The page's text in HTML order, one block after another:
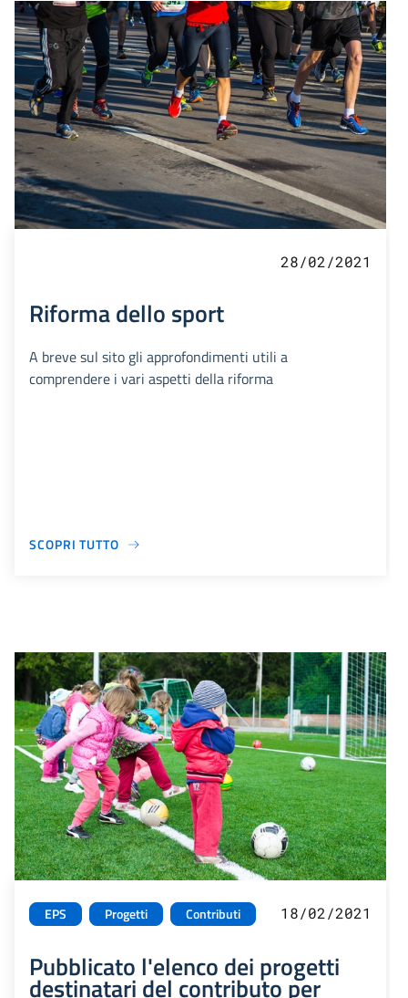
28/02/2021
Riforma dello sport
A breve sul sito gli approfondimenti utili a
comprendere i vari aspetti della riforma
SCOPRI TUTTO
EPS Progetti Contributi 18/02/2021
Pubblicato l'elenco dei progetti
destinatari del contributo per